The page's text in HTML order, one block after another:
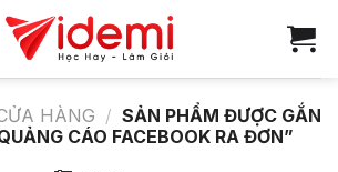
HÀNG / SẢN PHẨM ĐƯỢC GẮN
CÁO FACEBOOK RA ĐƠN”